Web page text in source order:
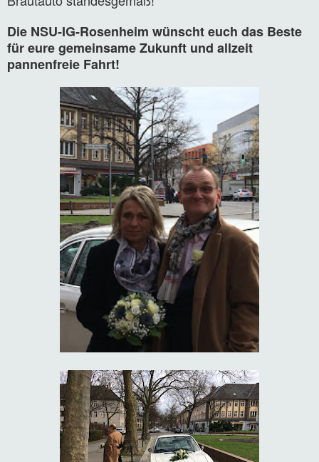
Die NSU-IG-Rosenheim wünscht euch das Beste
für eure gemeinsame Zukunft und allzeit
pannenfreie Fahrt!